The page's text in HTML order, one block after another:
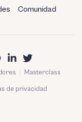
Comunidad
Masterclass
de privacidad